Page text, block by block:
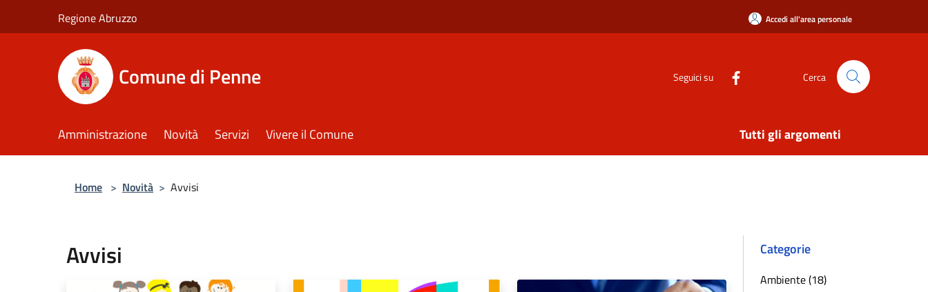
Regione Abruzzo Accedi all'area personale
Comune di Penne Seguici su Cerca
Amministrazione Novità Servizi Vivere il Comune Tutti gli argomenti
Home > Novità > Avvisi
Avvisi Categorie
Ambiente (18)